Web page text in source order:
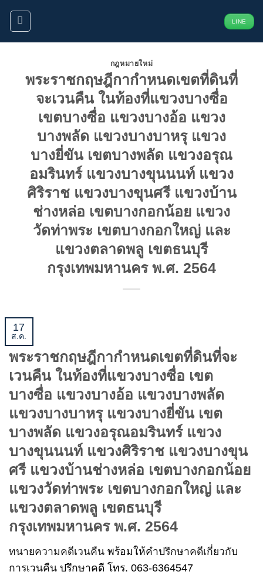
ข้าม
ยัง
LINE
กฎหมายใหม่
พระราชกฤษฎีกากำหนดเขตที่ดินที่
จะเวนคืน ในท้องที่แขวงบางซื่อ
เขตบางซื่อ แขวงบางอ้อ แขวง
บางพลัด แขวงบางบาหรุ แขวง
บางยี่ขัน เขตบางพลัด แขวงอรุณ
อมรินทร์ แขวงบางขุนนนท์ แขวง
ศิริราช แขวงบางขุนศรี แขวงบ้าน
ช่างหล่อ เขตบางกอกน้อย แขวง
วัดท่าพระ เขตบางกอกใหญ่ และ
แขวงตลาดพลู เขตธนบุรี
กรุงเทพมหานคร พ.ศ. 2564
17
ส.ค.
พระราชกฤษฎีกากำหนดเขตที่ดินที่จะ
เวนคืน ในท้องที่แขวงบางซื่อ เขต
บางซื่อ แขวงบางอ้อ แขวงบางพลัด
แขวงบางบาหรุ แขวงบางยี่ขัน เขต
บางพลัด แขวงอรุณอมรินทร์ แขวง
บางขุนนนท์ แขวงศิริราช แขวงบางขุน
ศรี แขวงบ้านช่างหล่อ เขตบางกอกน้อย
แขวงวัดท่าพระ เขตบางกอกใหญ่ และ
แขวงตลาดพลู เขตธนบุรี
กรุงเทพมหานคร พ.ศ. 2564
ทนายความคดีเวนคืน พร้อมให้คำปรึกษาคดีเกี่ยวกับ
การเวนคืน ปรึกษาคดี โทร. 063-6364547